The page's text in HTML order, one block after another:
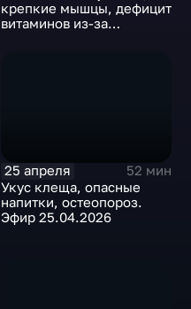
крепкие мышцы, дефицит
витаминов из-за
25 апреля
52 мин
Укус клеща, опасные
напитки, остеопороз.
Эфир 25.04.2026